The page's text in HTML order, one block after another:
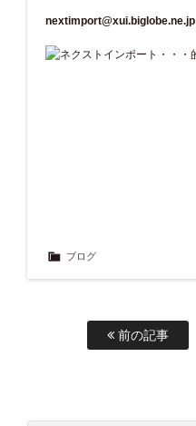
nextimport@xui.biglobe.ne.jp
ブログ
前の記事